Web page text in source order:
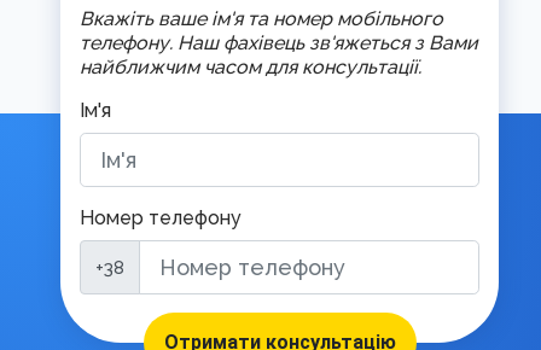
Вкажіть ваше ім'я та номер мобільного
телефону. Наш фахівець зв'яжеться з Вами
найближчим часом для консультації.
Ім'я
Номер телефону
+38
Отримати консультацію